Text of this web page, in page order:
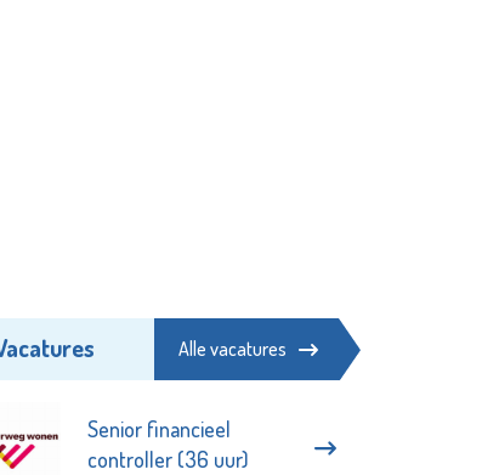
Alle vacatures
Senior financieel
controller (36 uur)